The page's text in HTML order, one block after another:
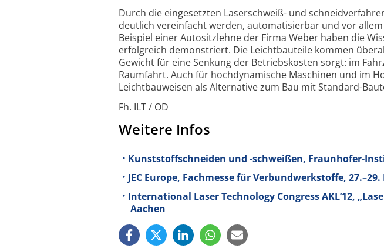
Durch die eingesetzten Laserschweiß- und
deutlich vereinfacht werden, automatisierbar und vor
Beispiel einer Autositzlehne der Firma Weber haben die
erfolgreich demonstriert. Die Leichtbauteile kommen
Gewicht für eine Senkung der Betriebskosten sorgt: im
Raumfahrt. Auch für hochdynamische Maschinen und im
Leichtbauweisen als Alternative zum Bau mit Standard-
Fh. ILT / OD
Weitere Infos
Kunststoffschneiden und -schweißen, Fraunhofer-
JEC Europe, Fachmesse für Verbundwerkstoffe,
International Laser Technology Congress AKL’12,
Aachen